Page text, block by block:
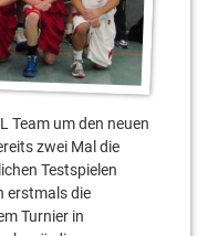
Team um den neuen
zwei Mal die
Testspielen
erstmals die
Turnier in